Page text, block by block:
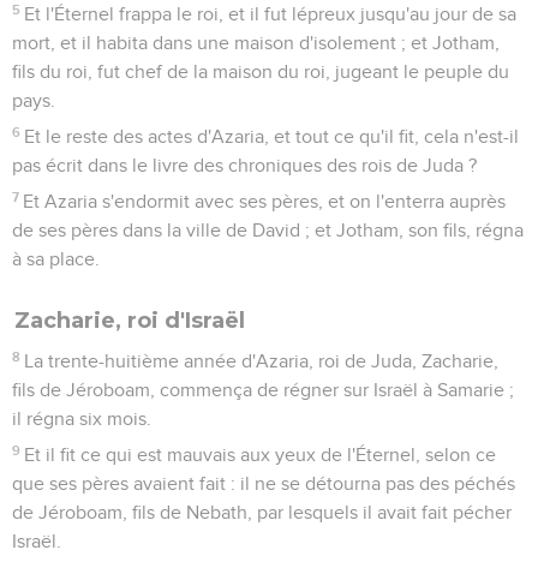
5 Et l'Éternel frappa le roi, et il fut lépreux jusqu'au jour de sa
mort, et il habita dans une maison d'isolement ; et Jotham,
fils du roi, fut chef de la maison du roi, jugeant le peuple du
pays.
6 Et le reste des actes d'Azaria, et tout ce qu'il fit, cela n'est-il
pas écrit dans le livre des chroniques des rois de Juda ?
7 Et Azaria s'endormit avec ses pères, et on l'enterra auprès
de ses pères dans la ville de David ; et Jotham, son fils, régna
à sa place.
Zacharie, roi d'Israël
8 La trente-huitième année d'Azaria, roi de Juda, Zacharie,
fils de Jéroboam, commença de régner sur Israël à Samarie ;
il régna six mois.
9 Et il fit ce qui est mauvais aux yeux de l'Éternel, selon ce
que ses pères avaient fait : il ne se détourna pas des péchés
de Jéroboam, fils de Nebath, par lesquels il avait fait pécher
Israël.